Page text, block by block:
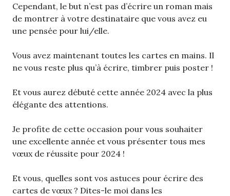
Cependant, le but n’est pas d’écrire un roman mais
de montrer à votre destinataire que vous avez eu
une pensée pour lui/elle.
Vous avez maintenant toutes les cartes en mains. Il
ne vous reste plus qu’à écrire, timbrer puis poster !
Et vous aurez débuté cette année 2024 avec la plus
élégante des attentions.
Je profite de cette occasion pour vous souhaiter
une excellente année et vous présenter tous mes
vœux de réussite pour 2024 !
Et vous, quelles sont vos astuces pour écrire des
cartes de vœux ? Dites-le moi dans les